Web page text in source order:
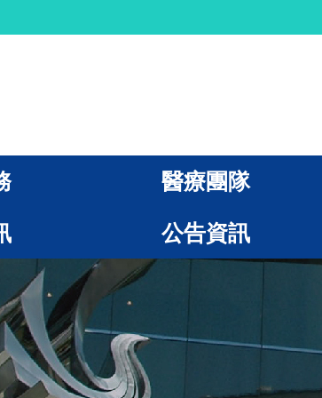
醫療團隊
公告資訊